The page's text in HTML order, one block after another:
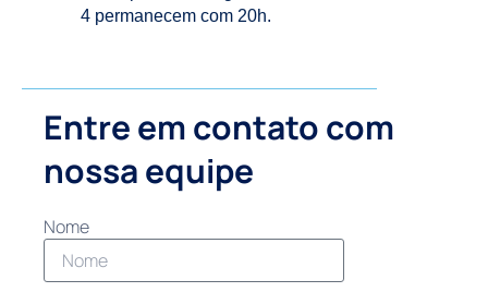
4 permanecem com 20h.
Entre em contato com
nossa equipe
Nome